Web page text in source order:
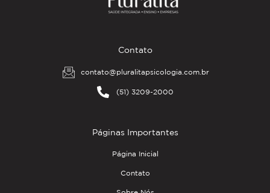
Contato
contato@pluralitapsicologia.com.br
(51) 3209-2000
Páginas Importantes
Página Inicial
Contato